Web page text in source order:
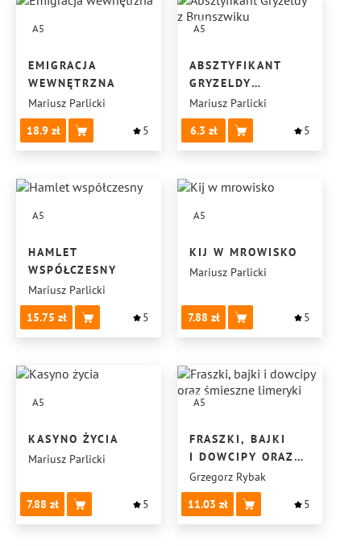
A5
EMIGRACJA
WEWNĘTRZNA
Mariusz Parlicki
18.9
5
A5
ABSZTYFIKANT
GRYZELDY
Z BRUNSZWIKU
Mariusz Parlicki
6.3
5
A5
HAMLET
WSPÓŁCZESNY
Mariusz Parlicki
15.75
5
A5
KIJ W MROWISKO
Mariusz Parlicki
7.88 5
A5
KASYNO ŻYCIA
Mariusz Parlicki
7.88 5
A5
FRASZKI, BAJKI
I DOWCIPY ORAZ
ŚMIESZNE
LIMERYKI
Grzegorz Rybak
11.03
5